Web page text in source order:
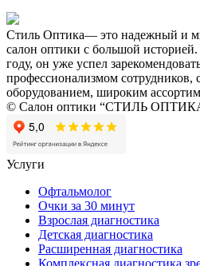
Стиль Оптика— это надежный и
салон оптики с большой
году, он уже успел
профессионализмом сотрудников,
оборудованием, широким
© Салон оптики “СТИЛЬ
Услуги
Офтальмолог
Очки за 30 минут
Взрослая диагностика
Детская диагностика
Расширенная диагностика